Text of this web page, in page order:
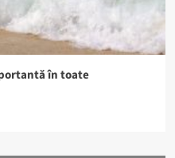
în toate